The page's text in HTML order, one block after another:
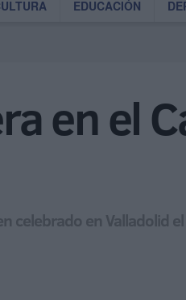
EDUCACIÓN
en el
celebrado en Valladolid